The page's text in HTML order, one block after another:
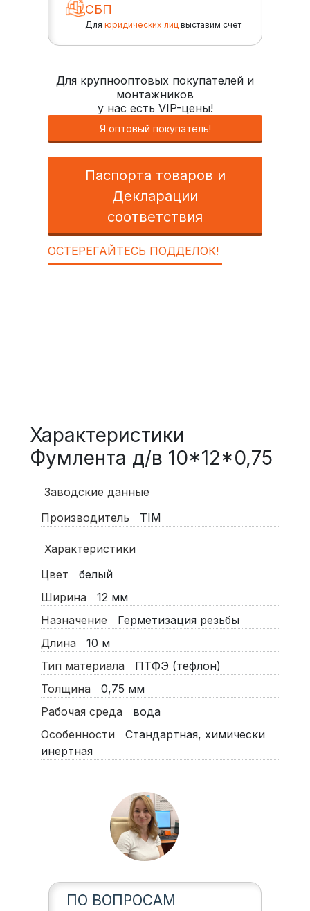
СБП
Дляюридических лиц выставим счет
Для крупнооптовых покупателей и
монтажников
у нас есть VIP-цены!
Я оптовый покупатель!
Паспорта товаров и
Декларации
соответствия
ОСТЕРЕГАЙТЕСЬ ПОДДЕЛОК!
Характеристики
Фумлента д/в 10*12*0,75
Заводские данные
Производитель
TIM
Характеристики
Цвет
белый
Ширина
12 мм
Назначение
Герметизация резьбы
Длина
10 м
Тип материала
ПТФЭ (тефлон)
Толщина
0,75 мм
Рабочая среда
вода
Особенности
Стандартная, химически
инертная
ПО ВОПРОСАМ